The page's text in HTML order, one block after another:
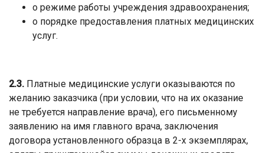
о режиме работы учреждения здравоохранения;
о порядке предоставления платных медицинских
услуг.
2.3. Платные медицинские услуги оказываются по
желанию заказчика (при условии, что на их оказание
не требуется направление врача), его письменному
заявлению на имя главного врача, заключения
договора установленного образца в 2-х экземплярах,